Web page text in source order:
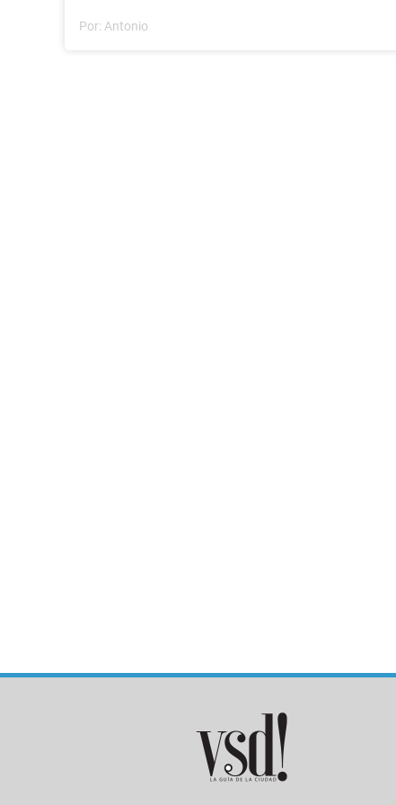
Por: Antonio